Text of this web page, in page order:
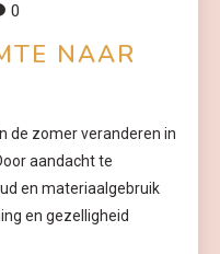
0
NAAR
de zomer veranderen in
aandacht te
en materiaalgebruik
en gezelligheid